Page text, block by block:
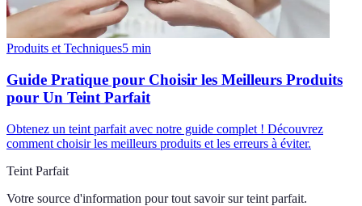
Produits et Techniques5 min
Guide Pratique pour Choisir les Meilleurs Produits
pour Un Teint Parfait
Obtenez un teint parfait avec notre guide complet ! Découvrez
comment choisir les meilleurs produits et les erreurs à éviter.
Teint Parfait
Votre source d'information pour tout savoir sur teint parfait.